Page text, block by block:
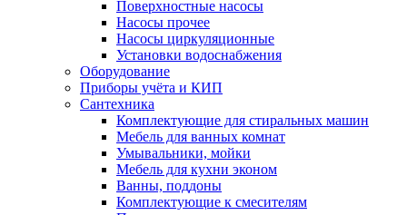
Поверхностные насосы
Насосы прочее
Насосы циркуляционные
Установки водоснабжения
Оборудование
Приборы учёта и КИП
Сантехника
Комплектующие для стиральных машин
Мебель для ванных комнат
Умывальники, мойки
Мебель для кухни эконом
Ванны, поддоны
Комплектующие к смесителям